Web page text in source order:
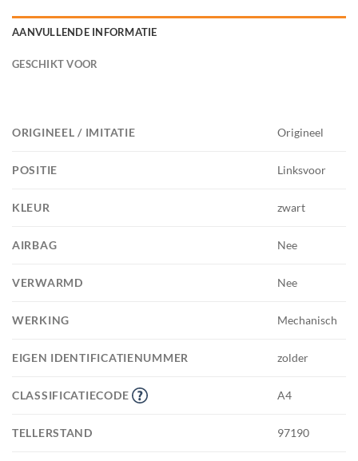
AANVULLENDE INFORMATIE
GESCHIKT VOOR
ORIGINEEL / IMITATIE Origineel
POSITIE Linksvoor
KLEUR zwart
AIRBAG Nee
VERWARMD Nee
WERKING Mechanisch
EIGEN IDENTIFICATIENUMMER zolder
CLASSIFICATIECODE A4
TELLERSTAND 97190